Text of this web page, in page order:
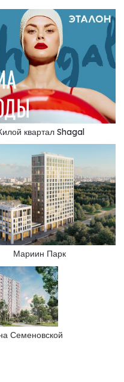
квартал Shagal
Мариин Парк
Семеновской